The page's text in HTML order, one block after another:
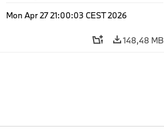
Movilidad del Futuro
Mon Apr 27 21:00:03 CEST 2026
148,48 MB